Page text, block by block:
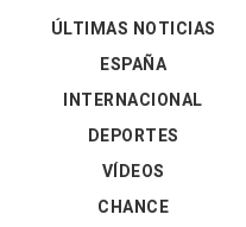
ÚLTIMAS NOTICIAS
ESPAÑA
INTERNACIONAL
DEPORTES
VÍDEOS
CHANCE